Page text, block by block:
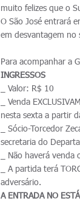
muito felizes que o
O São José entrará
em desvantagem no
Para acompanhar a
INGRESSOS
_ Valor: R$ 10
_ Venda
nesta sexta a partir
_ Sócio-Torcedor
secretaria do
_ Não haverá
_ A partida terá
adversário.
A ENTRADA NO